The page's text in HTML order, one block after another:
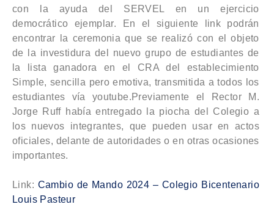
con la ayuda del SERVEL en un ejercicio
democrático ejemplar. En el siguiente link podrán
encontrar la ceremonia que se realizó con el objeto
de la investidura del nuevo grupo de estudiantes de
la lista ganadora en el CRA del establecimiento
Simple, sencilla pero emotiva, transmitida a todos los
estudiantes vía youtube.Previamente el Rector M.
Jorge Ruff había entregado la piocha del Colegio a
los nuevos integrantes, que pueden usar en actos
oficiales, delante de autoridades o en otras ocasiones
importantes.
Link: Cambio de Mando 2024 – Colegio Bicentenario
Louis Pasteur